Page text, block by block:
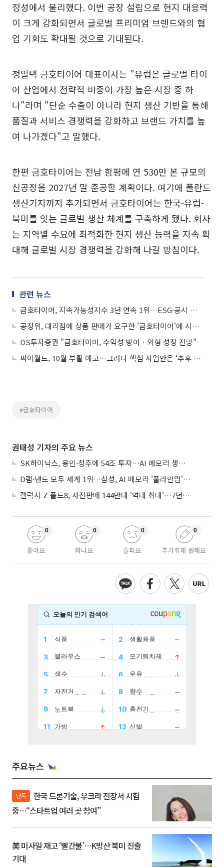
정성에서 불리했다. 이번 공장 설립으로 현지 대응력
이 크게 강화되면서 글로벌 프리미엄 브랜드와의 협
업 기회도 확대될 것으로 기대된다.
정일택 금호타이어 대표이사는 "유럽은 글로벌 타이
어 산업에서 전략적 비중이 가장 높은 시장 중 하
나"라며 "단순 수출이 아니라 현지 생산 기반을 통해
품질과 서비스 경쟁력을 강화하고 브랜드 가치를 높
여 나가겠다"고 말했다.
한편 금호타이어는 전남 함평에 연 530만 본 규모의
신공장을 2027년 말 준공할 계획이다. 여기에 폴란드
생산기지까지 추가되면서 금호타이어는 한국-유럽-
북미를 잇는 글로벌 생산 체계를 구축하게 됐다. 회사
는 지역별 수요에 최적화한 현지 생산 능력을 지속 확
대해 글로벌 시장 경쟁력을 강화해 나갈 방침이다.
관련 뉴스
금호타이어, 지속가능성지수 3년 연속 1위…ESG·공시 투명성 모두 인정
공정위, 대리점에 상품 판매가 요구한 '금호타이어'에 시정명령 부과
DS투자증권 "금호타이어, 수익성 방어ㆍ외형 성장 전망"
싸이월드, 10월 부활 예고…그러나 핵심 사업안은 ‘추후 공개’
#금호타이어
권태성 기자의 주요 뉴스
SK하이닉스, 용인·청주에 54조 투자…AI 메모리 생산기지 키운다
D램·낸드 모두 세계 1위…삼성, AI 메모리 '풀라인업'으로 승부
갤럭시 Z 폴드8, 사전판매 144만대 '역대 최대'…7년만에 갤노트10 기록 넘어
좋아요
0
화나요
0
슬퍼요
0
추가취재 원해요
0
주요뉴스
단독
중…“스타트업 여러 곳 참여”
美 미사일 재고 ‘빨간불’…K방산 북미 진출
기대